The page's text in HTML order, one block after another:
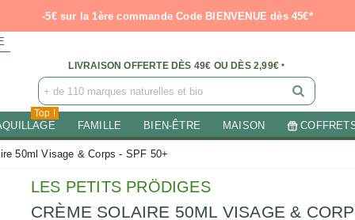
-5€ sur la 1ère commande Code BIENVENUE dès 45€*
LIVRAISON OFFERTE DÈS 49€ OU DÈS 2,99€ *
Top !
FAMILLE BIEN-ÊTRE MAISON
50ml Visage & Corps - SPF 50+
LES PETITS PRÖDIGES
CRÈME SOLAIRE 50ML VISAGE &